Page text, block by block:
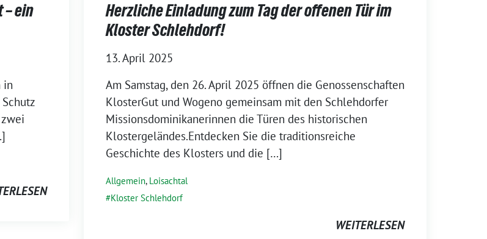
ein
in
Herzliche Einladung zum Tag der offenen Tür im
Kloster Schlehdorf!
13. April 2025
Am Samstag, den 26. April 2025 öffnen die Genossenschaften
KlosterGut und Wogeno gemeinsam mit den Schlehdorfer
Missionsdominikanerinnen die Türen des historischen
Klostergeländes.Entdecken Sie die traditionsreiche
Geschichte des Klosters und die […]
Allgemein, Loisachtal
Kloster Schlehdorf
WEITERLESEN